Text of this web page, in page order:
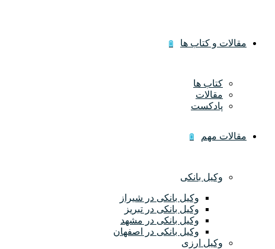
مقالات و کتاب ها
کتاب ها
مقالات
پادکست
مقالات مهم
وکیل بانکی
وکیل بانکی در شیراز
وکیل بانکی در تبریز
وکیل بانکی در مشهد
وکیل بانکی در اصفهان
وکیل ارزی